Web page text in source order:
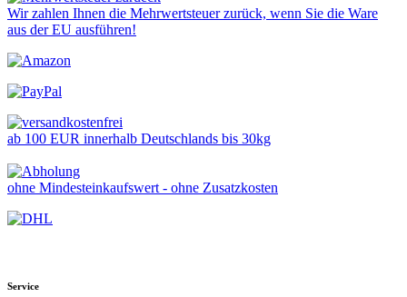
Wir zahlen Ihnen die Mehrwertsteuer zurück, wenn Sie die Ware
aus der EU ausführen!
ab 100 EUR innerhalb Deutschlands bis 30kg
ohne Mindesteinkaufswert - ohne Zusatzkosten
Service